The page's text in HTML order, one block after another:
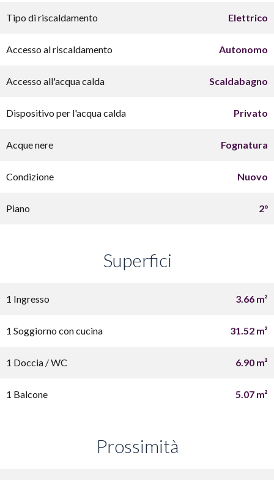
Tipo di riscaldamento Elettrico
Accesso al riscaldamento Autonomo
Accesso all'acqua calda Scaldabagno
Dispositivo per l'acqua calda Privato
Acque nere Fognatura
Condizione Nuovo
Piano 2°
Superfici
1 Ingresso 3.66 m²
1 Soggiorno con cucina 31.52 m²
1 Doccia / WC 6.90 m²
1 Balcone 5.07 m²
Prossimità